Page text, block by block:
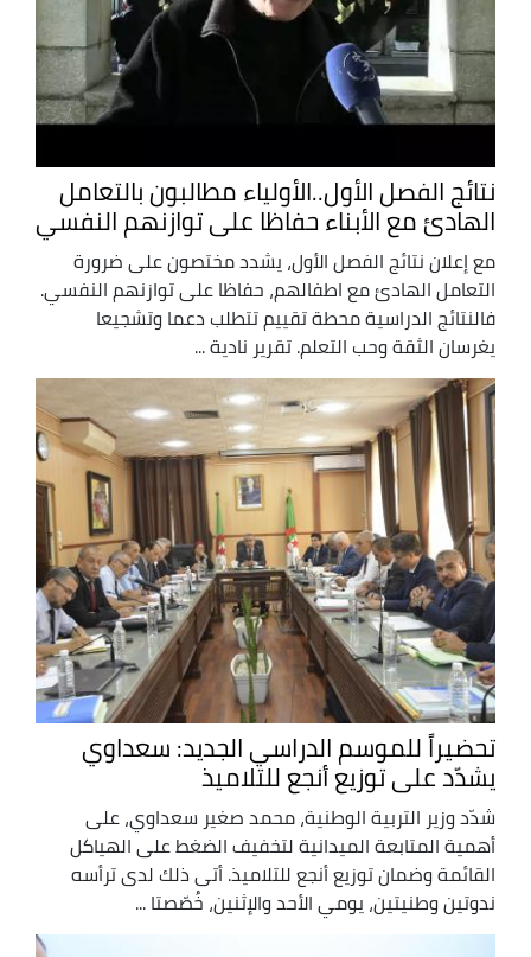
نتائج الفصل الأول..الأولياء مطالبون بالتعامل
الهادئ مع الأبناء حفاظا على توازنهم النفسي
مع إعلان نتائج الفصل الأول، يشدد مختصون على ضرورة
التعامل الهادئ مع اطفالهم، حفاظا على توازنهم النفسي.
فالنتائج الدراسية محطة تقييم تتطلب دعما وتشجيعا
يغرسان الثقة وحب التعلم. تقرير نادية ...
تحضيراً للموسم الدراسي الجديد: سعداوي
يشدّد على توزيع أنجع للتلاميذ
شدّد وزير التربية الوطنية، محمد صغير سعداوي، على
أهمية المتابعة الميدانية لتخفيف الضغط على الهياكل
القائمة وضمان توزيع أنجع للتلاميذ. أتى ذلك لدى ترأسه
ندوتين وطنيتين، يومي الأحد والإثنين، خُصّصتا ...